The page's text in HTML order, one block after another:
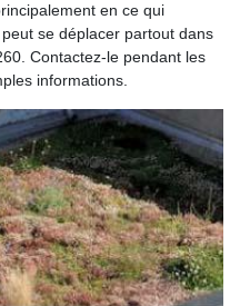
en ce qui
se déplacer partout dans
Contactez-le pendant les
informations.